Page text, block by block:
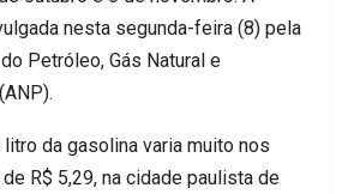
nesta segunda-feira (8) pela
Petróleo, Gás Natural e
litro da gasolina varia muito nos
R$ 5,29, na cidade paulista de